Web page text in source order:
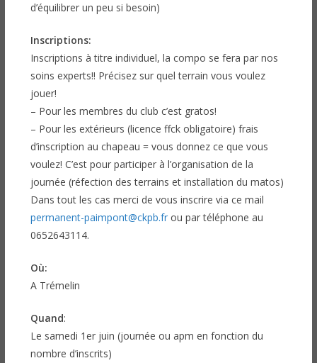
d’équilibrer un peu si besoin)
Inscriptions:
Inscriptions à titre individuel, la compo se fera par nos
soins experts!! Précisez sur quel terrain vous voulez
jouer!
– Pour les membres du club c’est gratos!
– Pour les extérieurs (licence ffck obligatoire) frais
d’inscription au chapeau = vous donnez ce que vous
voulez! C’est pour participer à l’organisation de la
journée (réfection des terrains et installation du matos)
Dans tout les cas merci de vous inscrire via ce mail
permanent-paimpont@ckpb.frou par téléphone au
0652643114.
Où:
A Trémelin
Quand:
Le samedi 1er juin (journée ou apm en fonction du
nombre d’inscrits)